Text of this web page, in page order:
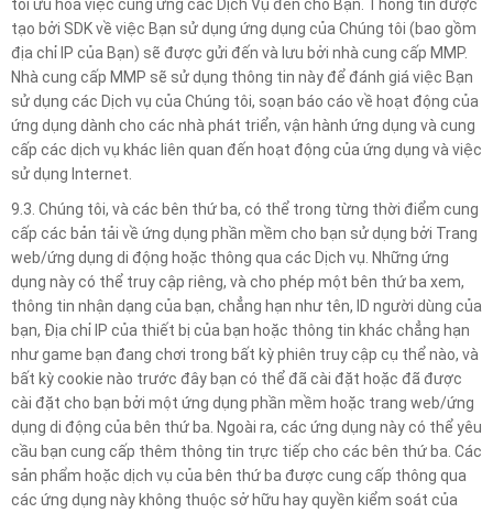
tối ưu hóa việc cung ứng các Dịch Vụ đến cho Bạn. Thông tin được
tạo bởi SDK về việc Bạn sử dụng ứng dụng của Chúng tôi (bao gồm
địa chỉ IP của Bạn) sẽ được gửi đến và lưu bởi nhà cung cấp MMP.
Nhà cung cấp MMP sẽ sử dụng thông tin này để đánh giá việc Bạn
sử dụng các Dịch vụ của Chúng tôi, soạn báo cáo về hoạt động của
ứng dụng dành cho các nhà phát triển, vận hành ứng dụng và cung
cấp các dịch vụ khác liên quan đến hoạt động của ứng dụng và việc
sử dụng Internet.
9.3. Chúng tôi, và các bên thứ ba, có thể trong từng thời điểm cung
cấp các bản tải về ứng dụng phần mềm cho bạn sử dụng bởi Trang
web/ứng dụng di động hoặc thông qua các Dịch vụ. Những ứng
dụng này có thể truy cập riêng, và cho phép một bên thứ ba xem,
thông tin nhận dạng của bạn, chẳng hạn như tên, ID người dùng của
bạn, Địa chỉ IP của thiết bị của bạn hoặc thông tin khác chẳng hạn
như game bạn đang chơi trong bất kỳ phiên truy cập cụ thể nào, và
bất kỳ cookie nào trước đây bạn có thể đã cài đặt hoặc đã được
cài đặt cho bạn bởi một ứng dụng phần mềm hoặc trang web/ứng
dụng di động của bên thứ ba. Ngoài ra, các ứng dụng này có thể yêu
cầu bạn cung cấp thêm thông tin trực tiếp cho các bên thứ ba. Các
sản phẩm hoặc dịch vụ của bên thứ ba được cung cấp thông qua
các ứng dụng này không thuộc sở hữu hay quyền kiểm soát của